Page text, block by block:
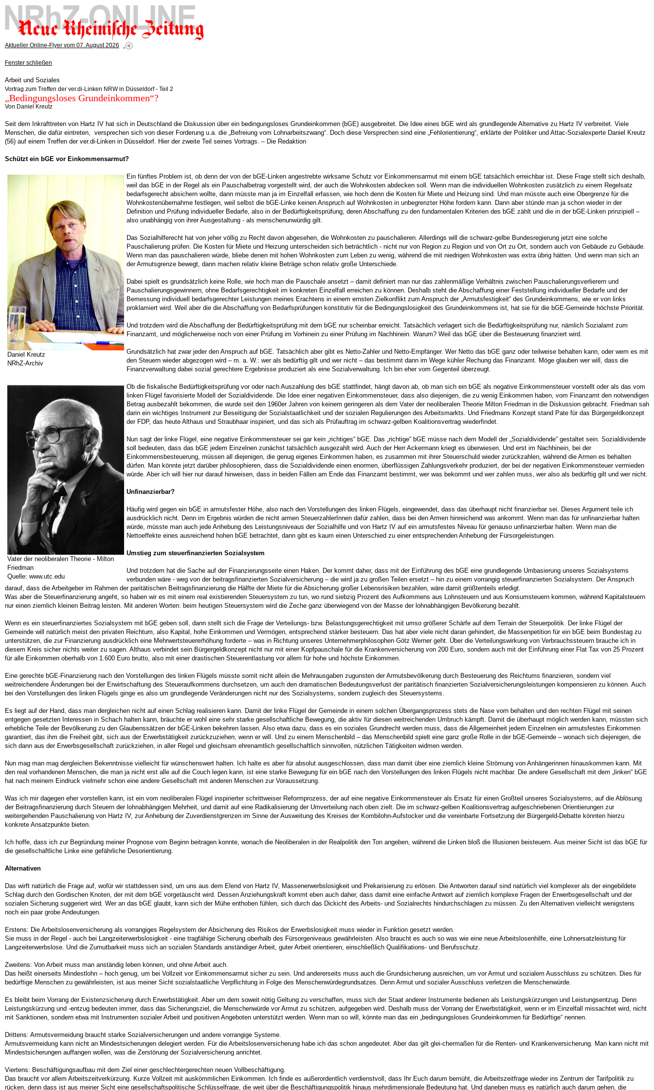
Aktueller Online-Flyer vom 07. August 2026
Fenster schließen
Arbeit und Soziales
Vortrag zum Treffen der ver.di-Linken NRW in Düsseldorf - Teil 2
„Bedingungsloses Grundeinkommen“?
Von Daniel Kreutz
Seit dem Inkrafttreten von Hartz IV hat sich in Deutschland die Diskussion über ein bedingungsloses Grundeinkommen (bGE) ausgebreitet. Die Idee eines bGE wird als grundlegende Alternative zu Hartz IV verbreitet. Viele
Menschen, die dafür eintreten, versprechen sich von dieser Forderung u.a. die „Befreiung vom Lohnarbeitszwang“. Doch diese Versprechen sind eine „Fehlorientierung“, erklärte der Politiker und Attac-Sozialexperte Daniel Kreutz
(56) auf einem Treffen der ver.di-Linken in Düsseldorf. Hier der zweite Teil seines Vortrags. – Die Redaktion
Schützt ein bGE vor Einkommensarmut?
Daniel Kreutz
NRhZ-Archiv
Ein fünftes Problem ist, ob denn der von der bGE-Linken angestrebte wirksame Schutz vor Einkommensarmut mit einem bGE tatsächlich erreichbar ist. Diese Frage stellt sich deshalb,
weil das bGE in der Regel als ein Pauschalbetrag vorgestellt wird, der auch die Wohnkosten abdecken soll. Wenn man die individuellen Wohnkosten zusätzlich zu einem Regelsatz
bedarfsgerecht absichern wollte, dann müsste man ja im Einzelfall erfassen, wie hoch denn die Kosten für Miete und Heizung sind. Und man müsste auch eine Obergrenze für die
Wohnkostenübernahme festlegen, weil selbst die bGE-Linke keinen Anspruch auf Wohnkosten in unbegrenzter Höhe fordern kann. Dann aber stünde man ja schon wieder in der
Definition und Prüfung individueller Bedarfe, also in der Bedürftigkeitsprüfung, deren Abschaffung zu den fundamentalen Kriterien des bGE zählt und die in der bGE-Linken prinzipiell –
also unabhängig von ihrer Ausgestaltung - als menschenunwürdig gilt.
Das Sozialhilferecht hat von jeher völlig zu Recht davon abgesehen, die Wohnkosten zu pauschalieren. Allerdings will die schwarz-gelbe Bundesregierung jetzt eine solche
Pauschalierung prüfen. Die Kosten für Miete und Heizung unterscheiden sich beträchtlich - nicht nur von Region zu Region und von Ort zu Ort, sondern auch von Gebäude zu Gebäude.
Wenn man das pauschalieren würde, bliebe denen mit hohen Wohnkosten zum Leben zu wenig, während die mit niedrigen Wohnkosten was extra übrig hätten. Und wenn man sich an
der Armutsgrenze bewegt, dann machen relativ kleine Beträge schon relativ große Unterschiede.
Dabei spielt es grundsätzlich keine Rolle, wie hoch man die Pauschale ansetzt – damit definiert man nur das zahlenmäßige Verhältnis zwischen Pauschalierungsverlierern und
Pauschalierungsgewinnern, ohne Bedarfsgerechtigkeit im konkreten Einzelfall erreichen zu können. Deshalb steht die Abschaffung einer Feststellung individueller Bedarfe und der
Bemessung individuell bedarfsgerechter Leistungen meines Erachtens in einem ernsten Zielkonflikt zum Anspruch der „Armutsfestigkeit“ des Grundeinkommens, wie er von links
proklamiert wird. Weil aber die die Abschaffung von Bedarfsprüfungen konstitutiv für die Bedingungslosigkeit des Grundeinkommens ist, hat sie für die bGE-Gemeinde höchste Priorität.
Und trotzdem wird die Abschaffung der Bedürftigkeitsprüfung mit dem bGE nur scheinbar erreicht. Tatsächlich verlagert sich die Bedürftigkeitsprüfung nur, nämlich Sozialamt zum
Finanzamt, und möglicherweise noch von einer Prüfung im Vorhinein zu einer Prüfung im Nachhinein. Warum? Weil das bGE über die Besteuerung finanziert wird.
Grundsätzlich hat zwar jeder den Anspruch auf bGE. Tatsächlich aber gibt es Netto-Zahler und Netto-Empfänger. Wer Netto das bGE ganz oder teilweise behalten kann, oder wem es mit
den Steuern wieder abgezogen wird – m. a. W.: wer als bedürftig gilt und wer nicht – das bestimmt dann im Wege kühler Rechung das Finanzamt. Möge glauben wer will, dass die
Finanzverwaltung dabei sozial gerechtere Ergebnisse produziert als eine Sozialverwaltung. Ich bin eher vom Gegenteil überzeugt.
Vater der neoliberalen Theorie - Milton
Friedman
Quelle: www.utc.edu
Ob die fiskalische Bedürftigkeitsprüfung vor oder nach Auszahlung des bGE stattfindet, hängt davon ab, ob man sich ein bGE als negative Einkommensteuer vorstellt oder als das vom
linken Flügel favorisierte Modell der Sozialdividende. Die Idee einer negativen Einkommensteuer, dass also diejenigen, die zu wenig Einkommen haben, vom Finanzamt den notwendigen
Betrag ausbezahlt bekommen, die wurde seit den 1960er Jahren von keinem geringeren als dem Vater der neoliberalen Theorie Milton Friedman in die Diskussion gebracht. Friedman sah
darin ein wichtiges Instrument zur Beseitigung der Sozialstaatlichkeit und der sozialen Regulierungen des Arbeitsmarkts. Und Friedmans Konzept stand Pate für das Bürgergeldkonzept
der FDP, das heute Althaus und Straubhaar inspiriert, und das sich als Prüfauftrag im schwarz-gelben Koalitionsvertrag wiederfindet.
Nun sagt der linke Flügel, eine negative Einkommensteuer sei gar kein „richtiges“ bGE. Das „richtige“ bGE müsse nach dem Modell der „Sozialdividende“ gestaltet sein. Sozialdividende
soll bedeuten, dass das bGE jedem Einzelnen zunächst tatsächlich ausgezahlt wird. Auch der Herr Ackermann kriegt es überwiesen. Und erst im Nachhinein, bei der
Einkommensbesteuerung, müssen all diejenigen, die genug eigenes Einkommen haben, es zusammen mit ihrer Steuerschuld wieder zurückzahlen, während die Armen es behalten
dürfen. Man könnte jetzt darüber philosophieren, dass die Sozialdividende einen enormen, überflüssigen Zahlungsverkehr produziert, der bei der negativen Einkommensteuer vermieden
würde. Aber ich will hier nur darauf hinweisen, dass in beiden Fällen am Ende das Finanzamt bestimmt, wer was bekommt und wer zahlen muss, wer also als bedürftig gilt und wer nicht.
Unfinanzierbar?
Häufig wird gegen ein bGE in armutsfester Höhe, also nach den Vorstellungen des linken Flügels, eingewendet, dass das überhaupt nicht finanzierbar sei. Dieses Argument teile ich
ausdrücklich nicht. Denn im Ergebnis würden die nicht armen SteuerzahlerInnen dafür zahlen, dass bei den Armen hinreichend was ankommt. Wenn man das für unfinanzierbar halten
würde, müsste man auch jede Anhebung des Leistungsniveaus der Sozialhilfe und von Hartz IV auf ein armutsfestes Niveau für genauso unfinanzierbar halten. Wenn man die
Nettoeffekte eines ausreichend hohen bGE betrachtet, dann gibt es kaum einen Unterschied zu einer entsprechenden Anhebung der Fürsorgeleistungen.
Umstieg zum steuerfinanzierten Sozialsystem
Und trotzdem hat die Sache auf der Finanzierungsseite einen Haken. Der kommt daher, dass mit der Einführung des bGE eine grundlegende Umbasierung unseres Sozialsystems
verbunden wäre - weg von der beitragsfinanzierten Sozialversicherung – die wird ja zu großen Teilen ersetzt – hin zu einem vorrangig steuerfinanzierten Sozialsystem. Der Anspruch
darauf, dass die Arbeitgeber im Rahmen der paritätischen Beitragsfinanzierung die Hälfte der Miete für die Absicherung großer Lebensrisiken bezahlen, wäre damit größtenteils erledigt.
Was aber die Steuerfinanzierung angeht, so haben wir es mit einem real existierenden Steuersystem zu tun, wo rund siebzig Prozent des Aufkommens aus Lohnsteuern und aus Konsumsteuern kommen, während Kapitalsteuern
nur einen ziemlich kleinen Beitrag leisten. Mit anderen Worten: beim heutigen Steuersystem wird die Zeche ganz überwiegend von der Masse der lohnabhängigen Bevölkerung bezahlt.
Wenn es ein steuerfinanziertes Sozialsystem mit bGE geben soll, dann stellt sich die Frage der Verteilungs- bzw. Belastungsgerechtigkeit mit umso größerer Schärfe auf dem Terrain der Steuerpolitik. Der linke Flügel der
Gemeinde will natürlich meist den privaten Reichtum, also Kapital, hohe Einkommen und Vermögen, entsprechend stärker besteuern. Das hat aber viele nicht daran gehindert, die Massenpetition für ein bGE beim Bundestag zu
unterstützen, die zur Finanzierung ausdrücklich eine Mehrwertsteuererhöhung forderte – was in Richtung unseres Unternehmerphilosophen Götz Werner geht. Über die Verteilungswirkung von Verbrauchssteuern brauche ich in
diesem Kreis sicher nichts weiter zu sagen. Althaus verbindet sein Bürgergeldkonzept nicht nur mit einer Kopfpauschale für die Krankenversicherung von 200 Euro, sondern auch mit der Einführung einer Flat Tax von 25 Prozent
für alle Einkommen oberhalb von 1.600 Euro brutto, also mit einer drastischen Steuerentlastung vor allem für hohe und höchste Einkommen.
Eine gerechte bGE-Finanzierung nach den Vorstellungen des linken Flügels müsste somit nicht allein die Mehrausgaben zugunsten der Armutsbevölkerung durch Besteuerung des Reichtums finanzieren, sondern viel
weitreichendere Änderungen bei der Erwirtschaftung des Steueraufkommens durchsetzen, um auch den dramatischen Bedeutungsverlust der paritätisch finanzierten Sozialversicherungsleistungen kompensieren zu können. Auch
bei den Vorstellungen des linken Flügels ginge es also um grundlegende Veränderungen nicht nur des Sozialsystems, sondern zugleich des Steuersystems.
Es liegt auf der Hand, dass man dergleichen nicht auf einen Schlag realisieren kann. Damit der linke Flügel der Gemeinde in einem solchen Übergangsprozess stets die Nase vorn behalten und den rechten Flügel mit seinen
entgegen gesetzten Interessen in Schach halten kann, bräuchte er wohl eine sehr starke gesellschaftliche Bewegung, die aktiv für diesen weitreichenden Umbruch kämpft. Damit die überhaupt möglich werden kann, müssten sich
erhebliche Teile der Bevölkerung zu den Glaubenssätzen der bGE-Linken bekehren lassen. Also etwa dazu, dass es ein soziales Grundrecht werden muss, dass die Allgemeinheit jedem Einzelnen ein armutsfestes Einkommen
garantiert, das ihm die Freiheit gibt, sich aus der Erwerbstätigkeit zurückzuziehen, wenn er will. Und zu einem Menschenbild – das Menschenbild spielt eine ganz große Rolle in der bGE-Gemeinde – wonach sich diejenigen, die
sich dann aus der Erwerbsgesellschaft zurückziehen, in aller Regel und gleichsam ehrenamtlich gesellschaftlich sinnvollen, nützlichen Tätigkeiten widmen werden.
Nun mag man mag dergleichen Bekenntnisse vielleicht für wünschenswert halten. Ich halte es aber für absolut ausgeschlossen, dass man damit über eine ziemlich kleine Strömung von Anhängerinnen hinauskommen kann. Mit
den real vorhandenen Menschen, die man ja nicht erst alle auf die Couch legen kann, ist eine starke Bewegung für ein bGE nach den Vorstellungen des linken Flügels nicht machbar. Die andere Gesellschaft mit dem „linken“ bGE
hat nach meinem Eindruck vielmehr schon eine andere Gesellschaft mit anderen Menschen zur Voraussetzung.
Was ich mir dagegen eher vorstellen kann, ist ein vom neoliberalen Flügel inspirierter schrittweiser Reformprozess, der auf eine negative Einkommensteuer als Ersatz für einen Großteil unseres Sozialsystems, auf die Ablösung
der Beitragsfinanzierung durch Steuern der lohnabhängigen Mehrheit, und damit auf eine Radikalisierung der Umverteilung nach oben zielt. Die im schwarz-gelben Koalitionsvertrag aufgeschriebenen Orientierungen zur
weitergehenden Pauschalierung von Hartz IV, zur Anhebung der Zuverdienstgrenzen im Sinne der Ausweitung des Kreises der Kombilohn-Aufstocker und die vereinbarte Fortsetzung der Bürgergeld-Debatte könnten hierzu
konkrete Ansatzpunkte bieten.
Ich hoffe, dass ich zur Begründung meiner Prognose vom Beginn beitragen konnte, wonach die Neoliberalen in der Realpolitik den Ton angeben, während die Linken bloß die Illusionen beisteuern. Aus meiner Sicht ist das bGE für
die gesellschaftliche Linke eine gefährliche Desorientierung.
Alternativen
Das wirft natürlich die Frage auf, wofür wir stattdessen sind, um uns aus dem Elend von Hartz IV, Massenerwerbslosigkeit und Prekarisierung zu erlösen. Die Antworten darauf sind natürlich viel komplexer als der eingebildete
Schlag durch den Gordischen Knoten, der mit dem bGE vorgetäuscht wird. Dessen Anziehungskraft kommt eben auch daher, dass damit eine einfache Antwort auf ziemlich komplexe Fragen der Erwerbsgesellschaft und der
sozialen Sicherung suggeriert wird. Wer an das bGE glaubt, kann sich der Mühe enthoben fühlen, sich durch das Dickicht des Arbeits- und Sozialrechts hindurchschlagen zu müssen. Zu den Alternativen vielleicht wenigstens
noch ein paar grobe Andeutungen.
Erstens: Die Arbeitslosenversicherung als vorrangiges Regelsystem der Absicherung des Risikos der Erwerbslosigkeit muss wieder in Funktion gesetzt werden.
Sie muss in der Regel - auch bei Langzeiterwerbslosigkeit - eine tragfähige Sicherung oberhalb des Fürsorgeniveaus gewährleisten. Also braucht es auch so was wie eine neue Arbeitslosenhilfe, eine Lohnersatzleistung für
Langzeiterwerbslose. Und die Zumutbarkeit muss sich an sozialen Standards anständiger Arbeit, guter Arbeit orientieren, einschließlich Qualifikations- und Berufsschutz.
Zweitens: Von Arbeit muss man anständig leben können, und ohne Arbeit auch.
Das heißt einerseits Mindestlohn – hoch genug, um bei Vollzeit vor Einkommensarmut sicher zu sein. Und andererseits muss auch die Grundsicherung ausreichen, um vor Armut und sozialem Ausschluss zu schützen. Dies für
bedürftige Menschen zu gewährleisten, ist aus meiner Sicht sozialstaatliche Verpflichtung in Folge des Menschenwürdegrundsatzes. Denn Armut und sozialer Ausschluss verletzen die Menschenwürde.
Es bleibt beim Vorrang der Existenzsicherung durch Erwerbstätigkeit. Aber um dem soweit nötig Geltung zu verschaffen, muss sich der Staat anderer Instrumente bedienen als Leistungskürzungen und Leistungsentzug. Denn
Leistungskürzung und -entzug bedeuten immer, dass das Sicherungsziel, die Menschenwürde vor Armut zu schützen, aufgegeben wird. Deshalb muss der Vorrang der Erwerbstätigkeit, wenn er im Einzelfall missachtet wird, nicht
mit Sanktionen, sondern etwa mit Instrumenten sozialer Arbeit und positiven Angeboten unterstützt werden. Wenn man so will, könnte man das ein „bedingungsloses Grundeinkommen für Bedürftige“ nennen.
Drittens: Armutsvermeidung braucht starke Sozialversicherungen und andere vorrangige Systeme.
Armutsvermeidung kann nicht an Mindestsicherungen delegiert werden. Für die Arbeitslosenversicherung habe ich das schon angedeutet. Aber das gilt glei-chermaßen für die Renten- und Krankenversicherung. Man kann nicht mit
Mindestsicherungen auffangen wollen, was die Zerstörung der Sozialversicherung anrichtet.
Viertens: Beschäftigungsaufbau mit dem Ziel einer geschlechtergerechten neuen Vollbeschäftigung.
Das braucht vor allem Arbeitszeitverkürzung. Kurze Vollzeit mit auskömmlichen Einkommen. Ich finde es außerordentlich verdienstvoll, dass Ihr Euch darum bemüht, die Arbeitszeitfrage wieder ins Zentrum der Tarifpolitik zu
rücken, denn dass ist aus meiner Sicht eine gesellschaftspolitische Schlüsselfrage, die weit über die Beschäftigungspolitik hinaus mehrdimensionale Bedeutung hat. Und daneben muss es natürlich auch darum gehen, die